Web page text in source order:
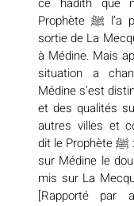
ce hadith que
Prophète ﷺ l’a prononcé lors de sa
sortie de La
à Médine. Mais
situation a
Médine s’est
et des qualités
autres villes et
dit le Prophète ﷺ : « Ô Seigneur ! Mets
sur Médine le
mis sur La
[Rapporté par